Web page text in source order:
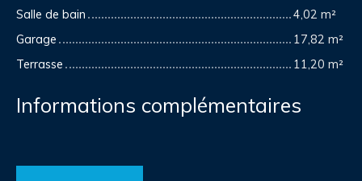
Salle de bain
4,02 m²
Garage
17,82 m²
Terrasse
11,20 m²
Informations complémentaires